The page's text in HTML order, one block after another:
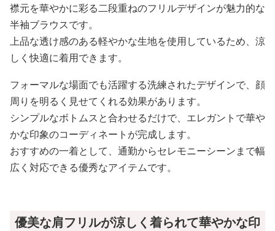
襟元を華やかに彩る二段重ねのフリルデザインが魅力的な
半袖ブラウスです。
上品な透け感のある軽やかな生地を使用しているため、涼
しく快適に着用できます。
フォーマルな場面でも活躍する洗練されたデザインで、顔
周りを明るく見せてくれる効果があります。
シンプルなボトムスと合わせるだけで、エレガントで華や
かな印象のコーディネートが完成します。
おすすめの一着として、通勤からセレモニーシーンまで幅
広く対応できる優秀なアイテムです。
優美な肩フリルが涼しく着られて華やかな印